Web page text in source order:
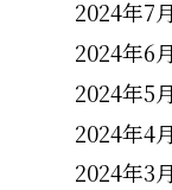
2024年7月
2024年6月
2024年5月
2024年4月
2024年3月